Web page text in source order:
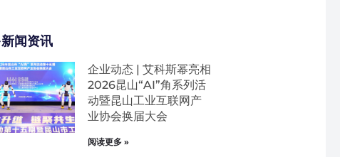
闻资讯
企业动态 | 艾科斯幂亮相
2026昆山“AI”角系列活
动暨昆山工业互联网产
业协会换届大会
阅读更多 »